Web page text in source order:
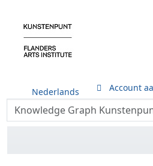
Nederlands Account